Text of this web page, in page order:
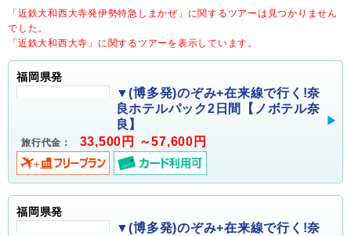
「近鉄大和西大寺発伊勢特急しまかぜ」に関するツアーは見つかりません
でした。
「近鉄大和西大寺」に関するツアーを表示しています。
福岡県発
▼(博多発)のぞみ+在来線で行く!奈
良ホテルパック2日間【ノボテル奈
良】
旅行代金： 33,500円 ～57,600円
福岡県発
▼(博多発)のぞみ+在来線で行く!奈